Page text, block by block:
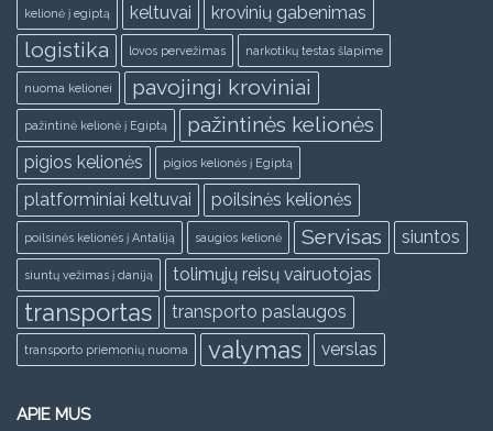
kelionė į egiptą keltuvai krovinių gabenimas
logistika lovos pervežimas narkotikų testas šlapime
nuoma kelionei pavojingi kroviniai
pažintinė kelionė į Egiptą pažintinės kelionės
pigios kelionės pigios kelionės į Egiptą
platforminiai keltuvai poilsinės kelionės
poilsinės kelionės į Antaliją saugios kelionė Servisas siuntos
siuntų vežimas į daniją tolimųjų reisų vairuotojas
transportas transporto paslaugos
transporto priemonių nuoma valymas verslas
APIE MUS